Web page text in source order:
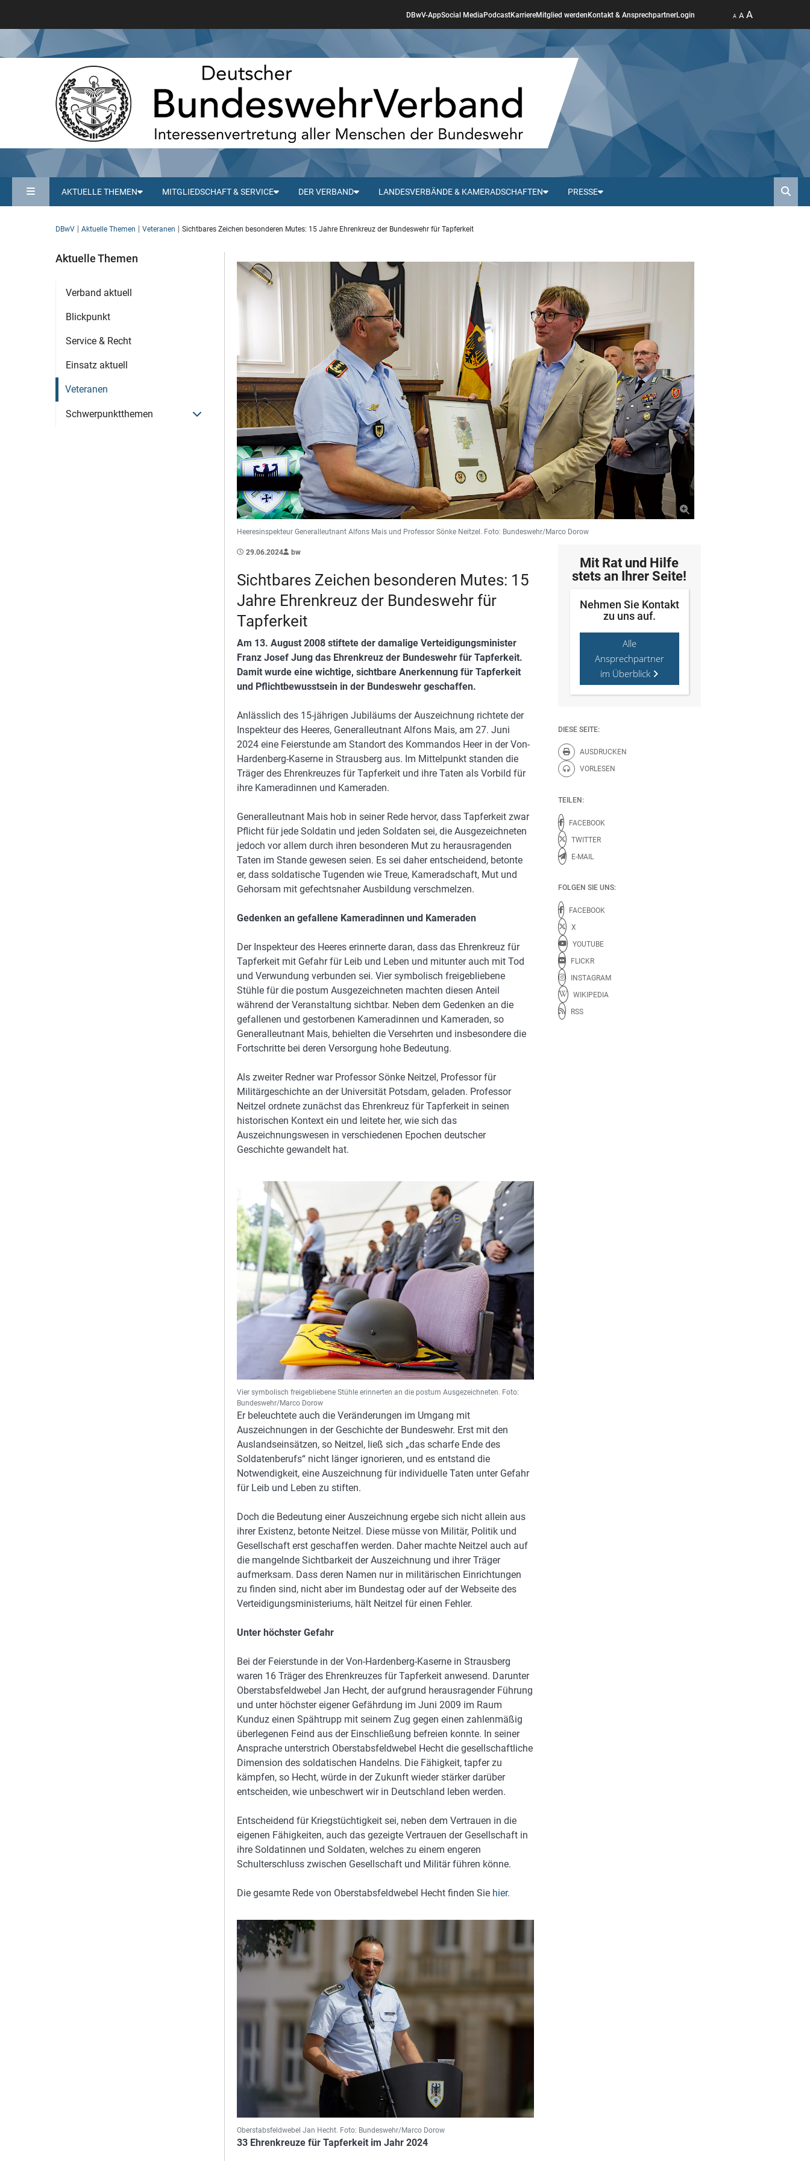
DBwV-AppSocial Media PodcastKarriereMitglied werden Kontakt & AnsprechpartnerLogin A A A
AKTUELLE THEMEN MITGLIEDSCHAFT & SERVICE DER VERBAND LANDESVERBÄNDE & KAMERADSCHAFTEN PRESSE
DBwV Aktuelle Themen Veteranen Sichtbares Zeichen besonderen Mutes: 15 Jahre Ehrenkreuz der Bundeswehr für Tapferkeit
Aktuelle Themen
Verband aktuell
Blickpunkt
Service & Recht
Einsatz aktuell
Veteranen
Schwerpunktthemen Menü öffnen
Heeresinspekteur Generalleutnant Alfons Mais und Professor Sönke Neitzel. Foto: Bundeswehr/Marco Dorow
29.06.2024 bw
Sichtbares Zeichen besonderen Mutes: 15
Jahre Ehrenkreuz der Bundeswehr für
Tapferkeit
Am 13. August 2008 stiftete der damalige Verteidigungsminister
Franz Josef Jung das Ehrenkreuz der Bundeswehr für Tapferkeit.
Damit wurde eine wichtige, sichtbare Anerkennung für Tapferkeit
und Pflichtbewusstsein in der Bundeswehr geschaffen.
Anlässlich des 15-jährigen Jubiläums der Auszeichnung richtete der
Inspekteur des Heeres, Generalleutnant Alfons Mais, am 27. Juni
2024 eine Feierstunde am Standort des Kommandos Heer in der Von-
Hardenberg-Kaserne in Strausberg aus. Im Mittelpunkt standen die
Träger des Ehrenkreuzes für Tapferkeit und ihre Taten als Vorbild für
ihre Kameradinnen und Kameraden.
Generalleutnant Mais hob in seiner Rede hervor, dass Tapferkeit zwar
Pflicht für jede Soldatin und jeden Soldaten sei, die Ausgezeichneten
jedoch vor allem durch ihren besonderen Mut zu herausragenden
Taten im Stande gewesen seien. Es sei daher entscheidend, betonte
er, dass soldatische Tugenden wie Treue, Kameradschaft, Mut und
Gehorsam mit gefechtsnaher Ausbildung verschmelzen.
Gedenken an gefallene Kameradinnen und Kameraden
Der Inspekteur des Heeres erinnerte daran, dass das Ehrenkreuz für
Tapferkeit mit Gefahr für Leib und Leben und mitunter auch mit Tod
und Verwundung verbunden sei. Vier symbolisch freigebliebene
Stühle für die postum Ausgezeichneten machten diesen Anteil
während der Veranstaltung sichtbar. Neben dem Gedenken an die
gefallenen und gestorbenen Kameradinnen und Kameraden, so
Generalleutnant Mais, behielten die Versehrten und insbesondere die
Fortschritte bei deren Versorgung hohe Bedeutung.
Als zweiter Redner war Professor Sönke Neitzel, Professor für
Militärgeschichte an der Universität Potsdam, geladen. Professor
Neitzel ordnete zunächst das Ehrenkreuz für Tapferkeit in seinen
historischen Kontext ein und leitete her, wie sich das
Auszeichnungswesen in verschiedenen Epochen deutscher
Geschichte gewandelt hat.
Vier symbolisch freigebliebene Stühle erinnerten an die postum Ausgezeichneten. Foto:
Bundeswehr/Marco Dorow
Er beleuchtete auch die Veränderungen im Umgang mit
Auszeichnungen in der Geschichte der Bundeswehr. Erst mit den
Auslandseinsätzen, so Neitzel, ließ sich „das scharfe Ende des
Soldatenberufs“ nicht länger ignorieren, und es entstand die
Notwendigkeit, eine Auszeichnung für individuelle Taten unter Gefahr
für Leib und Leben zu stiften.
Doch die Bedeutung einer Auszeichnung ergebe sich nicht allein aus
ihrer Existenz, betonte Neitzel. Diese müsse von Militär, Politik und
Gesellschaft erst geschaffen werden. Daher machte Neitzel auch auf
die mangelnde Sichtbarkeit der Auszeichnung und ihrer Träger
aufmerksam. Dass deren Namen nur in militärischen Einrichtungen
zu finden sind, nicht aber im Bundestag oder auf der Webseite des
Verteidigungsministeriums, hält Neitzel für einen Fehler.
Unter höchster Gefahr
Bei der Feierstunde in der Von-Hardenberg-Kaserne in Strausberg
waren 16 Träger des Ehrenkreuzes für Tapferkeit anwesend. Darunter
Oberstabsfeldwebel Jan Hecht, der aufgrund herausragender Führung
und unter höchster eigener Gefährdung im Juni 2009 im Raum
Kunduz einen Spähtrupp mit seinem Zug gegen einen zahlenmäßig
überlegenen Feind aus der Einschließung befreien konnte. In seiner
Ansprache unterstrich Oberstabsfeldwebel Hecht die gesellschaftliche
Dimension des soldatischen Handelns. Die Fähigkeit, tapfer zu
kämpfen, so Hecht, würde in der Zukunft wieder stärker darüber
entscheiden, wie unbeschwert wir in Deutschland leben werden.
Entscheidend für Kriegstüchtigkeit sei, neben dem Vertrauen in die
eigenen Fähigkeiten, auch das gezeigte Vertrauen der Gesellschaft in
ihre Soldatinnen und Soldaten, welches zu einem engeren
Schulterschluss zwischen Gesellschaft und Militär führen könne.
Die gesamte Rede von Oberstabsfeldwebel Hecht finden Sie hier.
Oberstabsfeldwebel Jan Hecht. Foto: Bundeswehr/Marco Dorow
33 Ehrenkreuze für Tapferkeit im Jahr 2024
Mit Rat und Hilfe
stets an Ihrer Seite!
Nehmen Sie Kontakt
zu uns auf.
Alle
Ansprechpartner
im Überblick
DIESE SEITE:
AUSDRUCKEN
Diese Seite drucken.
VORLESEN
Diese Seite vorlesen.
TEILEN:
FACEBOOK
TWITTER
E-MAIL
FOLGEN SIE UNS:
FACEBOOK
X
YOUTUBE
FLICKR
INSTAGRAM
WIKIPEDIA
RSS